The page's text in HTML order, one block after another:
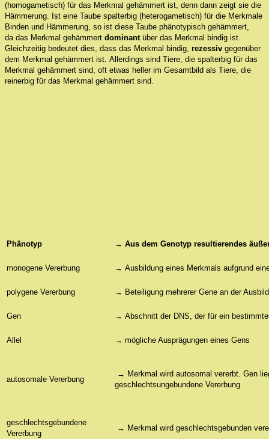
(homogametisch) für das Merkmal gehämmert ist, denn dann zeigt sie die
Hämmerung. Ist eine Taube spalterbig (heterogametisch) für die Merkmale
Binden und Hämmerung, so ist diese Taube phänotypisch gehämmert,
da das Merkmal gehämmert dominantüber das Merkmal bindig ist.
Gleichzeitig bedeutet dies, dass das Merkmal bindig, rezessiv gegenüber
dem Merkmal gehämmert ist. Allerdings sind Tiere, die spalterbig für das
Merkmal gehämmert sind, oft etwas heller im Gesamtbild als Tiere, die
reinerbig für das Merkmal gehämmert sind.
Phänotyp → Aus dem Genotyp resultierendes
monogene Vererbung → Ausbildung eines Merkmals aufgrund
polygene Vererbung → Beteiligung mehrerer Gene an der
Gen → Abschnitt der DNS, der für ein
Allel → mögliche Ausprägungen eines Gens
autosomale Vererbung
→ Merkmal wird autosomal vererbt. Gen
geschlechtsungebundene Vererbung
geschlechtsgebundene
Vererbung
→ Merkmal wird geschlechtsgebunden